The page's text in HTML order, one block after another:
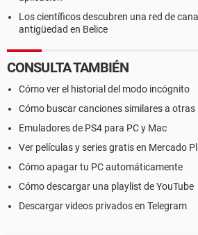
Los científicos descubren una red de
antigüedad en Belice
CONSULTA TAMBIÉN
Cómo ver el historial del modo incógnito
Cómo buscar canciones similares a otras
Emuladores de PS4 para PC y Mac
Ver películas y series gratis en Mercado
Cómo apagar tu PC automáticamente
Cómo descargar una playlist de YouTube
Descargar videos privados en Telegram